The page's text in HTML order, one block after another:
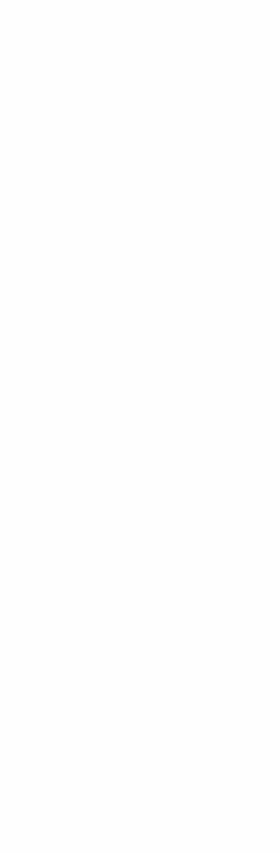
przelewy